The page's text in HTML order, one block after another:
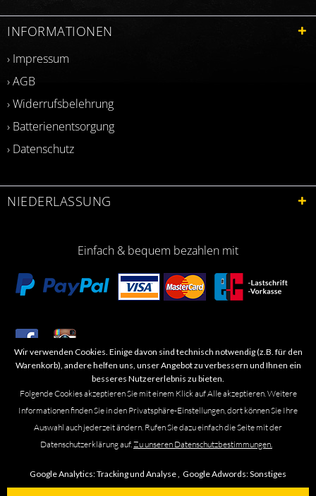
INFORMATIONEN
› Impressum
› AGB
› Widerrufsbelehrung
› Batterienentsorgung
› Datenschutz
NIEDERLASSUNG
Einfach & bequem bezahlen mit
​Letzte Aktualisierung: 06.2026
Marken- oder Warenzeichen werden in der Regel nicht als solche kenntlich
gemacht. Das Fehlen einer solchen Kennzeichnung bedeutet nicht, dass es
handelt. Alle genannten Marken, Logos, Symbole, Bilder, Designs, Produkt-
Wir verwenden Cookies. Einige davon sind technisch notwendig (z.B. für den
Warenkorb), andere helfen uns, unser Angebot zu verbessern und Ihnen ein
besseres Nutzererlebnis zu bieten.
Folgende Cookies akzeptieren Sie mit einem Klick auf Alle akzeptieren. Weitere
Informationen finden Sie in den Privatsphäre-Einstellungen, dort können Sie Ihre
Auswahl auch jederzeit ändern. Rufen Sie dazu einfach die Seite mit der
Datenschutzerklärung auf.Zu unseren Datenschutzbestimmungen.
Google Analytics:Tracking und Analyse , Google Adwords:Sonstiges